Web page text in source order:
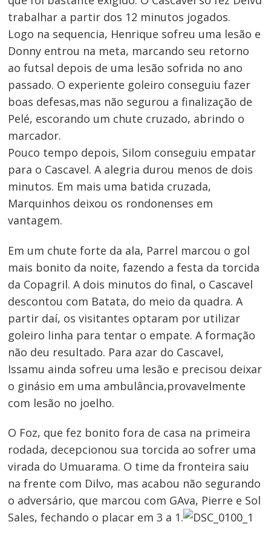
trabalhar a partir dos 12 minutos jogados.
Logo na sequencia, Henrique sofreu uma lesão e
Donny entrou na meta, marcando seu retorno
ao futsal depois de uma lesão sofrida no ano
passado. O experiente goleiro conseguiu fazer
boas defesas,mas não segurou a finalização de
Pelé, escorando um chute cruzado, abrindo o
marcador.
Pouco tempo depois, Silom conseguiu empatar
para o Cascavel. A alegria durou menos de dois
minutos. Em mais uma batida cruzada,
Marquinhos deixou os rondonenses em
vantagem.
Em um chute forte da ala, Parrel marcou o gol
mais bonito da noite, fazendo a festa da torcida
da Copagril. A dois minutos do final, o Cascavel
descontou com Batata, do meio da quadra. A
partir daí, os visitantes optaram por utilizar
goleiro linha para tentar o empate. A formação
não deu resultado. Para azar do Cascavel,
Issamu ainda sofreu uma lesão e precisou deixar
o ginásio em uma ambulância,provavelmente
com lesão no joelho.
O Foz, que fez bonito fora de casa na primeira
rodada, decepcionou sua torcida ao sofrer uma
virada do Umuarama. O time da fronteira saiu
na frente com Dilvo, mas acabou não segurando
o adversário, que marcou com GAva, Pierre e Sol
Sales, fechando o placar em 3 a 1.
Navegação
de
Post